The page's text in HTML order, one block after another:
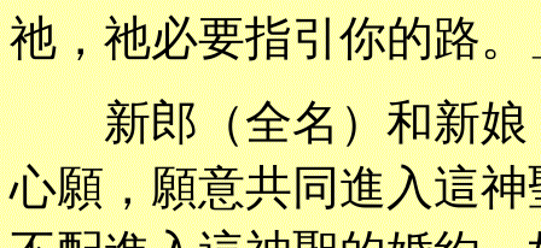
祂，祂必要指引你的路。
新郎（全名）和新娘
心願，願意共同進入這